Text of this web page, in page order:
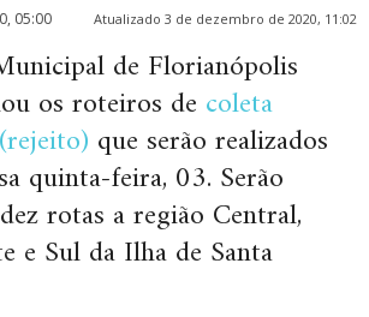
05:00 Atualizado 3 de dezembro de 2020, 11:02
de Florianópolis
os roteiros de coleta
que serão realizados
quinta-feira, 03. Serão
rotas a região Central,
e Sul da Ilha de Santa